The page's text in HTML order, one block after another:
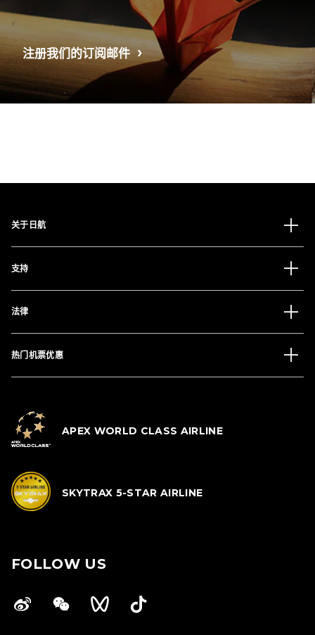
注册我们的订阅邮件
关于日航
支持
法律
热门机票优惠
APEX WORLD CLASS AIRLINE
SKYTRAX 5-STAR AIRLINE
FOLLOW US